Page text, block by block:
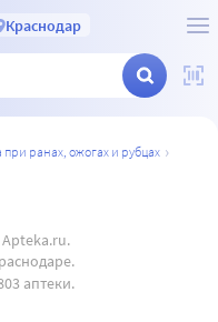
Краснодар
при ранах, ожогах и рубцах
аптеки.